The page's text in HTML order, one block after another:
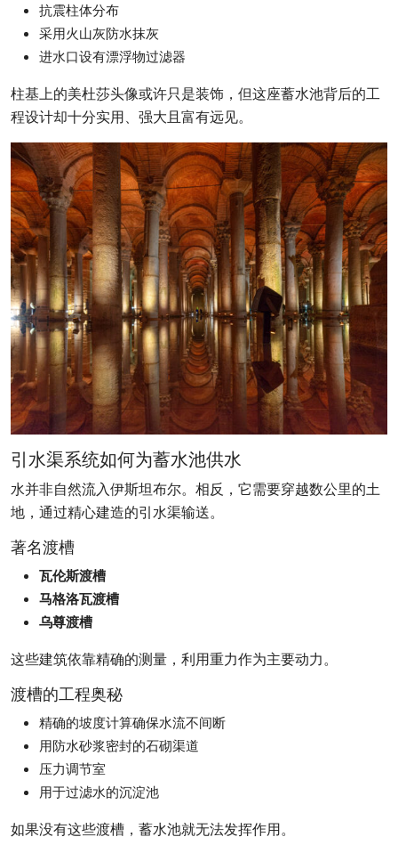
抗震柱体分布
采用火山灰防水抹灰
进水口设有漂浮物过滤器
柱基上的美杜莎头像或许只是装饰，但这座蓄水池背后的工
程设计却十分实用、强大且富有远见。
引水渠系统如何为蓄水池供水
水并非自然流入伊斯坦布尔。相反，它需要穿越数公里的土
地，通过精心建造的引水渠输送。
著名渡槽
瓦伦斯渡槽
马格洛瓦渡槽
乌尊渡槽
这些建筑依靠精确的测量，利用重力作为主要动力。
渡槽的工程奥秘
精确的坡度计算确保水流不间断
用防水砂浆密封的石砌渠道
压力调节室
用于过滤水的沉淀池
如果没有这些渡槽，蓄水池就无法发挥作用。